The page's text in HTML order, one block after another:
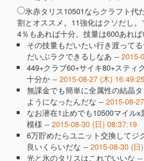
氷赤タリス10501ならクラフト代
割とオススメ。11強化はクソだし
4％もあれば十分。技量は600あれ
その技量もだいたい行き渡って
だいぶラクできるしなあ -- 2015-
449+クラブ60+サイキ80+スティ
十分か -- 2015-08-27 (木) 16:49:25
無課金でも簡単に全属性の結晶
ようになったんだな -- 2015-08-
なお潜在1止めでも10500マイル
模様 -- 2015-08-30 (日) 08:37:19
6万貯めたらユニット交換してジ
良いくらいだな -- 2015-08-30 (日
光と氷のタリスはこれでいいな --